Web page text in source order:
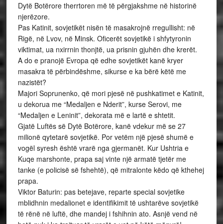
Dytë Botërore therrtoren më të përgjakshme në historinë
njerëzore.
Pas Katinit, sovjetikët nisën të masakrojnë rregullisht: në
Rigë, në Lvov, në Minsk. Oficerët sovjetikë i shfytyronin
viktimat, ua nxirrnin thonjtë, ua prisnin gjuhën dhe krerët.
A do e pranojë Evropa që edhe sovjetikët kanë kryer
masakra të përbindëshme, sikurse e ka bërë këtë me
nazistët?
Majori Soprunenko, që mori pjesë në pushkatimet e Katinit,
u dekorua me “Medaljen e Nderit”, kurse Serovi, me
“Medaljen e Leninit”, dekorata më e lartë e shtetit.
Gjatë Luftës së Dytë Botërore, kanë vdekur më se 27
milionë qytetarë sovjetikë. Por vetëm një pjesë shumë e
vogël syresh është vrarë nga gjermanët. Kur Ushtria e
Kuqe marshonte, prapa saj vinte një armatë tjetër me
tanke (e policisë së fshehtë), që mitralonte këdo që kthehej
prapa.
Viktor Baturin: pas betejave, reparte special sovjetike
mblidhnin medalionet e identifikimit të ushtarëve sovjetikë
të rënë në luftë, dhe mandej i fshihnin ato. Asnjë vend në